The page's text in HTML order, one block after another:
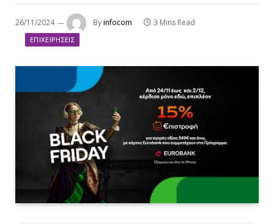
26/11/2024 Byinfocom 3 Mins Read
ΕΠΙΧΕΙΡΉΣΕΙΣ